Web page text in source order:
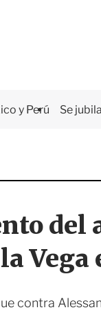
y Perú Se
del
Vega
contra